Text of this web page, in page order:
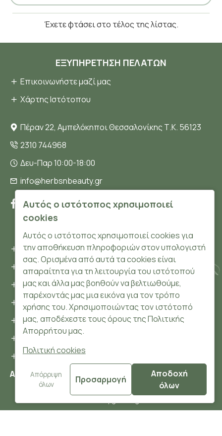
Έχετε φτάσει στο τέλος της λίστας.
ΕΞΥΠΗΡΈΤΗΣΗ ΠΕΛΑΤΏΝ
Επικοινωνήστε μαζί μας
Χάρτης Ιστότοπου
Πέραν 22, Αμπελόκηποι Θεσσαλονίκης Τ.Κ. 56123
2310 744968
Δευ-Παρ 10:00-18:00
info@herbsnbeauty.gr
Όροι και συνθήκες
Προσωπικά δεδομένα
Ασφάλεια
Τρόποι Πληρωμής
Τρόποι Αποστολής
Επιστροφές Προϊόντων
Cookies
Αριθμός ΓΕΜΗ: 148204106000
Αυτός ο ιστότοπος χρησιμοποιεί
cookies
Αυτός ο ιστότοπος χρησιμοποιεί cookies για
την αποθήκευση πληροφοριών στον υπολογιστή
σας. Ορισμένα από αυτά τα cookies είναι
απαραίτητα για τη λειτουργία του ιστότοπού
μας και άλλα μας βοηθούν να βελτιωθούμε,
παρέχοντάς μας μια εικόνα για τον τρόπο
χρήσης του. Χρησιμοποιώντας τον ιστότοπό
μας, αποδέχεστε τους όρους της Πολιτικής
Απορρήτου μας.
Πολιτική cookies
Απόρριψη
όλων
Προσαρμογή
Αποδοχή
όλων